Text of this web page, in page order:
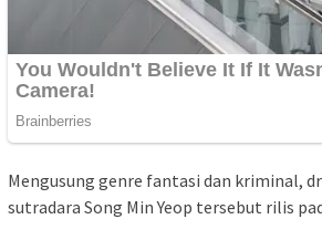
Mengusung genre fantasi dan kriminal,
sutradara Song Min Yeop tersebut rilis